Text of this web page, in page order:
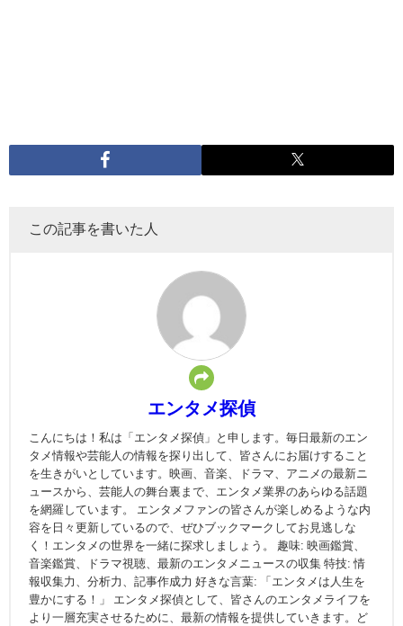
この記事を書いた人
エンタメ探偵
こんにちは！私は「エンタメ探偵」と申します。毎日最新のエン
タメ情報や芸能人の情報を探り出して、皆さんにお届けすること
を生きがいとしています。映画、音楽、ドラマ、アニメの最新ニ
ュースから、芸能人の舞台裏まで、エンタメ業界のあらゆる話題
を網羅しています。 エンタメファンの皆さんが楽しめるような内
容を日々更新しているので、ぜひブックマークしてお見逃しな
く！エンタメの世界を一緒に探求しましょう。 趣味: 映画鑑賞、
音楽鑑賞、ドラマ視聴、最新のエンタメニュースの収集 特技: 情
報収集力、分析力、記事作成力 好きな言葉: 「エンタメは人生を
豊かにする！」 エンタメ探偵として、皆さんのエンタメライフを
より一層充実させるために、最新の情報を提供していきます。ど